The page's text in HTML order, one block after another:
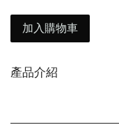
加入購物車
產品介紹